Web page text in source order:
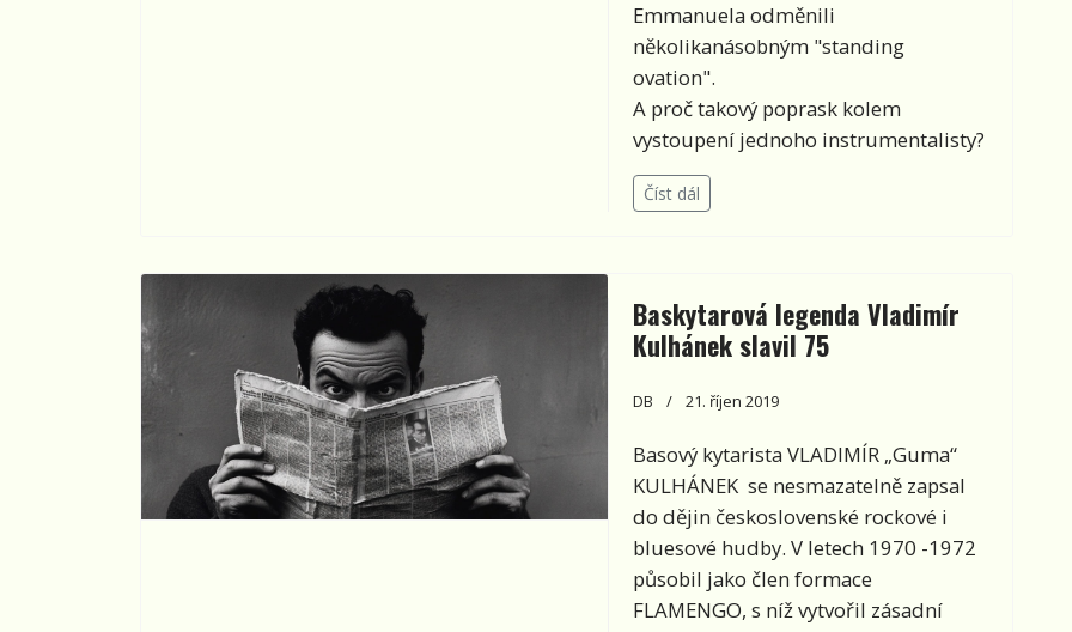
Emmanuela odměnili
několikanásobným "standing
ovation".
A proč takový poprask kolem
vystoupení jednoho instrumentalisty?
Číst dál
Baskytarová legenda Vladimír
Kulhánek slavil 75
DB 21. říjen 2019
Basový kytarista VLADIMÍR „Guma“
KULHÁNEK se nesmazatelně zapsal
do dějin československé rockové i
bluesové hudby. V letech 1970 -1972
působil jako člen formace
FLAMENGO, s níž vytvořil zásadní